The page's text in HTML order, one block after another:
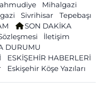
Mihalgazi
Sivrihisar
Tepebaşı
SON DAKİKA
İletişim
DURUMU
ESKİŞEHİR HABERLERİ
Eskişehir Köşe Yazıları